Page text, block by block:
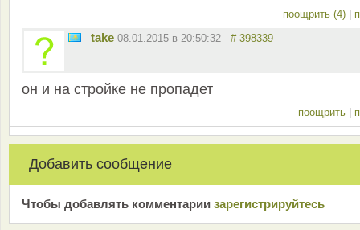
поощрить (4) |
take 08.01.2015 в 20:50:32 # 398339
он и на стройке не пропадет
поощрить |
Добавить сообщение
Чтобы добавлять комментарии зарeгиcтрирyйтeсь